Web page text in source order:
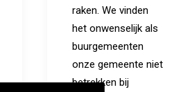
raken. We vinden
het onwenselijk als
buurgemeenten
onze gemeente niet
betrekken bij